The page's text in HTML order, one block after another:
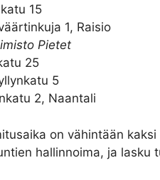
15
1, Raisio
Pietet
25
5
2, Naantali
on vähintään
hallinnoima, ja lasku